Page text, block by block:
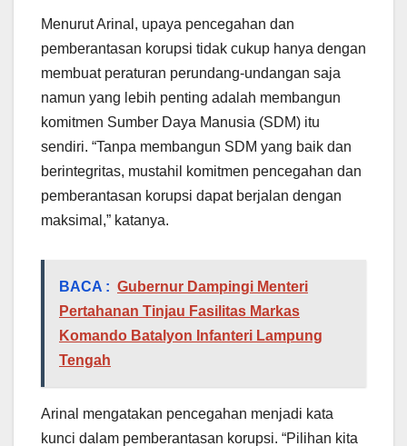
Menurut Arinal, upaya pencegahan dan
pemberantasan korupsi tidak cukup hanya dengan
membuat peraturan perundang-undangan saja
namun yang lebih penting adalah membangun
komitmen Sumber Daya Manusia (SDM) itu
sendiri. “Tanpa membangun SDM yang baik dan
berintegritas, mustahil komitmen pencegahan dan
pemberantasan korupsi dapat berjalan dengan
maksimal,” katanya.
BACA : Gubernur Dampingi Menteri
Pertahanan Tinjau Fasilitas Markas
Komando Batalyon Infanteri Lampung
Tengah
Arinal mengatakan pencegahan menjadi kata
kunci dalam pemberantasan korupsi. “Pilihan kita